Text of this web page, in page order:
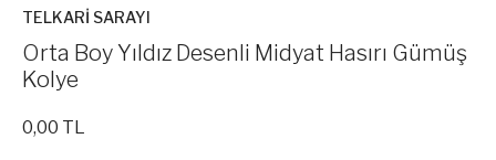
TELKARİ SARAYI
Orta Boy Yıldız Desenli Midyat Hasırı Gümüş
Kolye
0,00 TL